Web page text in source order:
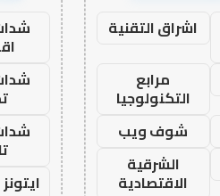
اشراق التقنية
مرابع
التكنولوجيا
شوف ويب
الشرقية
الاقتصادية